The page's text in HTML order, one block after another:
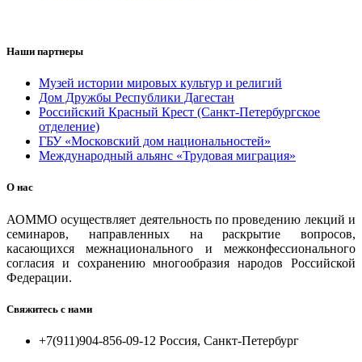
Наши партнеры
Музей истории мировых культур и религий
Дом Дружбы Республики Дагестан
Российский Красный Крест (Санкт-Петербургское
отделение)
ГБУ «Московский дом национальностей»
Международный альянс «Трудовая миграция»
О нас
АОММО осуществляет деятельность по проведению лекций и
семинаров, направленных на раскрытие вопросов,
касающихся межнационального и межконфессионального
согласия и сохранению многообразия народов Российской
Федерации.
Свяжитесь с нами
+7(911)904-856-09-12 Россия, Санкт-Петербург